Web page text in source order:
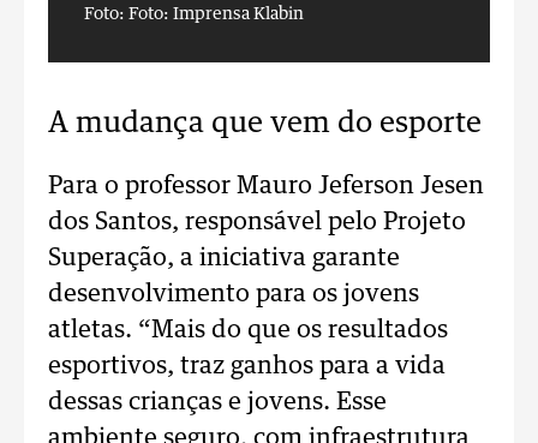
Foto: Foto: Imprensa Klabin
A mudança que vem do esporte
Para o professor Mauro Jeferson Jesen
dos Santos, responsável pelo Projeto
Superação, a iniciativa garante
desenvolvimento para os jovens
atletas. “Mais do que os resultados
esportivos, traz ganhos para a vida
dessas crianças e jovens. Esse
ambiente seguro, com infraestrutura